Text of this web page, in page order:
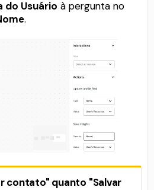
do Usuário à pergunta no
.
contato" quanto "Salvar